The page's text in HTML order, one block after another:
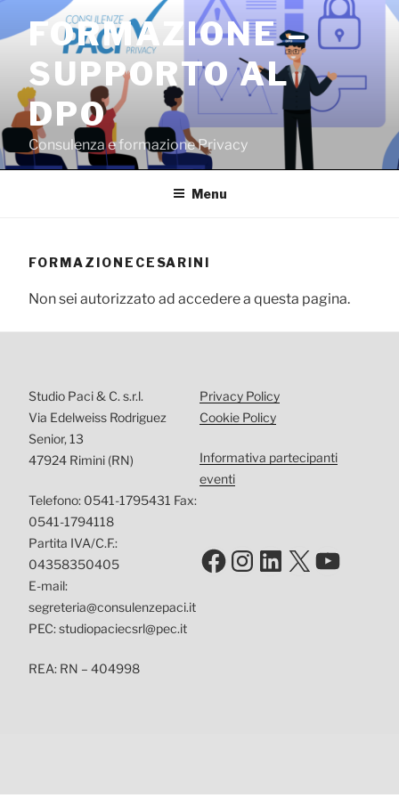
contenuto
FORMAZIONE –
SUPPORTO AL
DPO
Consulenza e formazione Privacy
Menu
FORMAZIONECESARINI
Non sei autorizzato ad accedere a questa pagina.
Studio Paci & C. s.r.l.
Via Edelweiss Rodriguez
Senior, 13
47924 Rimini (RN)
Telefono: 0541-1795431 Fax:
0541-1794118
Partita IVA/C.F.:
04358350405
E-mail:
segreteria@consulenzepaci.it
PEC: studiopaciecsrl@pec.it
REA: RN – 404998
Privacy Policy
Cookie Policy
Informativa partecipanti
eventi
Facebook
Instagram
LinkedIn
X